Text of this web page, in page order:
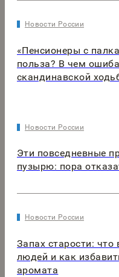
Новости России
«Пенсионеры с
польза? В чем
скандинавской
Новости России
Эти повседневные
пузырю: пора
Новости России
Запах старости:
людей и как
аромата